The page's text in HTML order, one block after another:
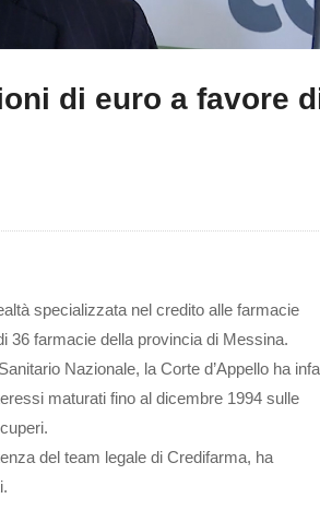
di euro a favore
specializzata nel credito alle farmacie
36 farmacie della provincia di Messina.
Nazionale, la Corte d’Appello ha
maturati fino al dicembre 1994 sulle
del team legale di Credifarma, ha